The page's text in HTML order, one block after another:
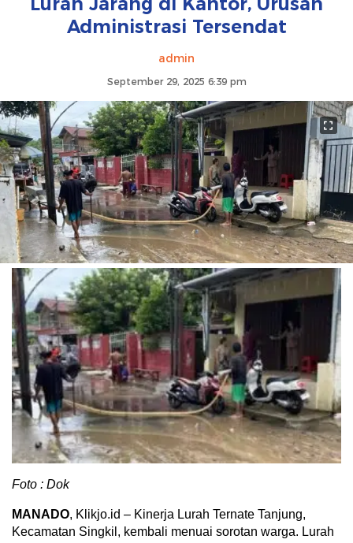
Administrasi Tersendat
admin
September 29, 2025 6:39 pm
Foto : Dok
MANADO, Klikjo.id – Kinerja Lurah Ternate Tanjung,
Kecamatan Singkil, kembali menuai sorotan warga. Lurah